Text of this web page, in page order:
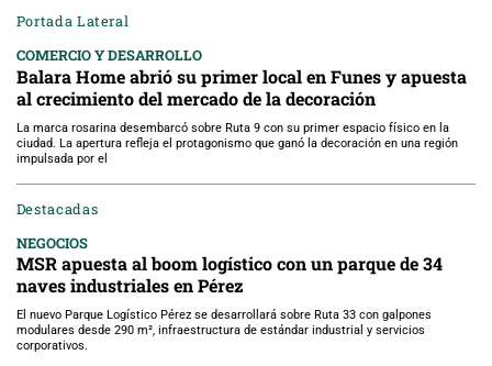
Portada Lateral
COMERCIO Y DESARROLLO
Balara Home abrió su primer local en Funes y apuesta
al crecimiento del mercado de la decoración
La marca rosarina desembarcó sobre Ruta 9 con su primer espacio físico en la
ciudad. La apertura refleja el protagonismo que ganó la decoración en una región
impulsada por el
Destacadas
NEGOCIOS
MSR apuesta al boom logístico con un parque de 34
naves industriales en Pérez
El nuevo Parque Logístico Pérez se desarrollará sobre Ruta 33 con galpones
modulares desde 290 m², infraestructura de estándar industrial y servicios
corporativos.